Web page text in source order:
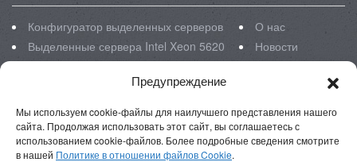
Предупреждение
Мы используем cookie-файлы для наилучшего представления нашего
сайта. Продолжая использовать этот сайт, вы соглашаетесь с
использованием cookie-файлов. Более подробные сведения смотрите
в нашей Политике в отношении файлов Cookie.
Конфигуратор выделенных серверов
Выделенные сервера Intel Xeon 5620
Выделенные сервера Intel Xeon E3
Выделенные сервера Intel Xeon E5
Размещение серверов в ЦОД
О нас
Новости
Блог
Реквизиты